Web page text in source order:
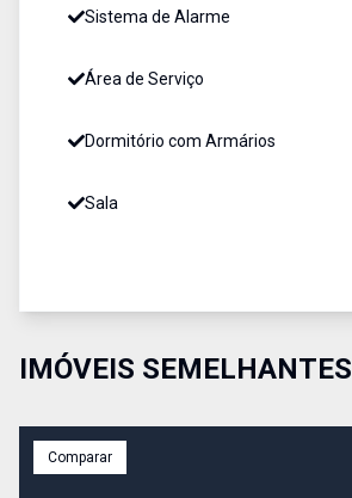
Sistema de Alarme
Área de Serviço
Dormitório com Armários
Sala
IMÓVEIS SEMELHANTES
Comparar